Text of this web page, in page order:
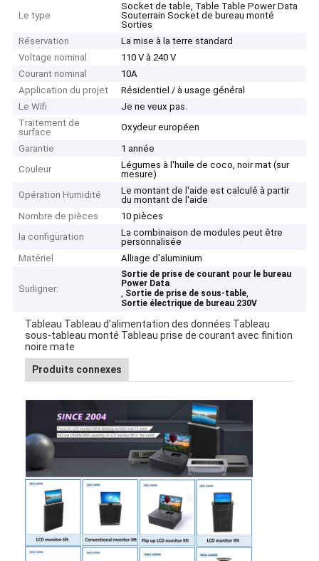
Le type
Socket de table, Table Table Power Data
Souterrain Socket de bureau monté
Sorties
Réservation
La mise à la terre standard
Voltage nominal
110 V à 240 V
Courant nominal
10A
Application du projet
Résidentiel / à usage général
Le Wifi
Je ne veux pas.
Traitement de
surface
Oxydeur européen
Garantie
1 année
Couleur
Légumes à l'huile de coco, noir mat (sur
mesure)
Opération Humidité
Le montant de l'aide est calculé à partir
du montant de l'aide
Nombre de pièces
10 pièces
la configuration
La combinaison de modules peut être
personnalisée
Matériel
Alliage d'aluminium
Surligner:
Sortie de prise de courant pour le bureau
Power Data
, Sortie de prise de sous-table,
Sortie électrique de bureau 230V
Tableau Tableau d'alimentation des données Tableau
sous-tableau monté Tableau prise de courant avec finition
noire mate
Produits connexes